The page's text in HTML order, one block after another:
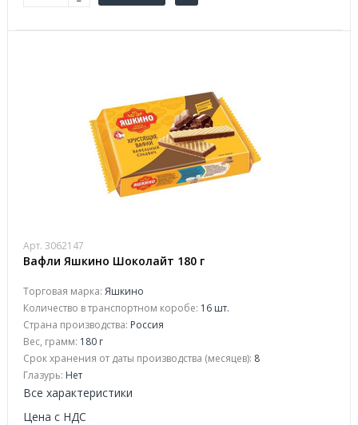
Арт. 3062147
Вафли Яшкино Шоколайт 180 г
Торговая марка: Яшкино
Количество в транспортном коробе: 16 шт.
Страна производства: Россия
Вес, грамм: 180 г
Срок хранения от даты производства (месяцев): 8
Глазурь: Нет
Все характеристики
Цена с НДС